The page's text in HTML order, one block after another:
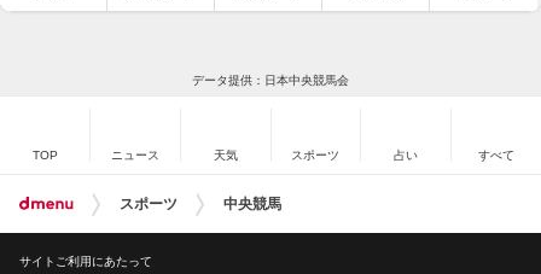
データ提供：日本中央競馬会
TOP ニュース 天気 スポーツ 占い すべて
スポーツ 中央競馬
サイトご利用にあたって